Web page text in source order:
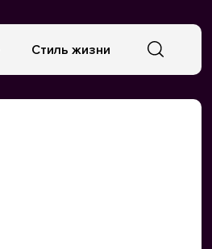
Стиль жизни